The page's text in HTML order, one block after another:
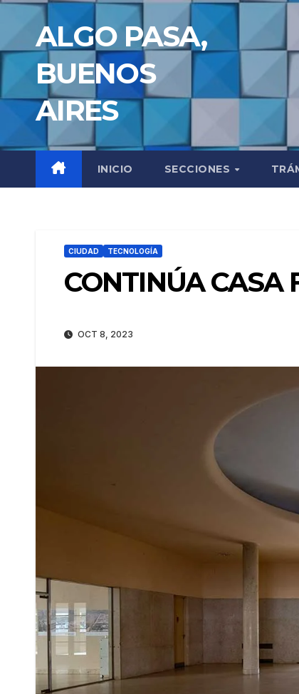
Saltar
contenidoALGO PASA,
BUENOS
AIRES
INICIO SECCIONES
CIUDAD TECNOLOGÍA
CONTINÚA CASA
OCT 8, 2023